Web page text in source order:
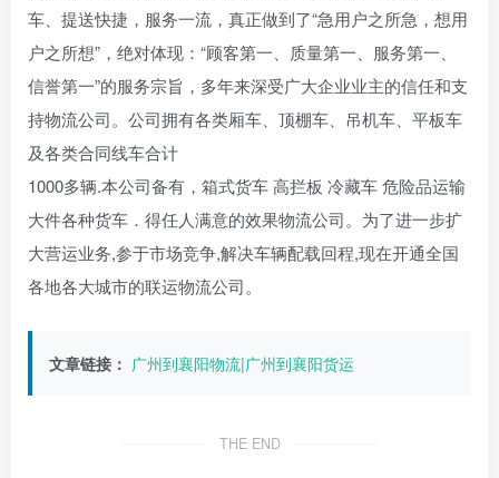
车、提送快捷，服务一流，真正做到了“急用户之所急，想用
户之所想”，绝对体现：“顾客第一、质量第一、服务第一、
信誉第一”的服务宗旨，多年来深受广大企业业主的信任和支
持物流公司。公司拥有各类厢车、顶棚车、吊机车、平板车
及各类合同线车合计
1000多辆.本公司备有，箱式货车 高拦板 冷藏车 危险品运输
大件各种货车．得任人满意的效果物流公司。为了进一步扩
大营运业务,参于市场竞争,解决车辆配载回程,现在开通全国
各地各大城市的联运物流公司。
文章链接： 广州到襄阳物流|广州到襄阳货运
THE END